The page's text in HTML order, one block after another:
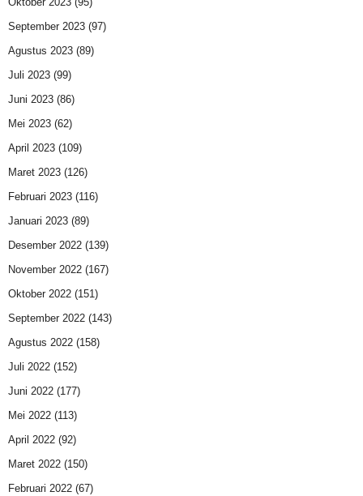
September 2023 (97)
Agustus 2023 (89)
Juli 2023 (99)
Juni 2023 (86)
Mei 2023 (62)
April 2023 (109)
Maret 2023 (126)
Februari 2023 (116)
Januari 2023 (89)
Desember 2022 (139)
November 2022 (167)
Oktober 2022 (151)
September 2022 (143)
Agustus 2022 (158)
Juli 2022 (152)
Juni 2022 (177)
Mei 2022 (113)
April 2022 (92)
Maret 2022 (150)
Februari 2022 (67)